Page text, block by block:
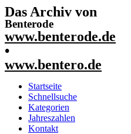
Das Archiv von
Benterode
www.benterode.de
•
www.bentero.de
Startseite
Schnellsuche
Kategorien
Jahreszahlen
Kontakt